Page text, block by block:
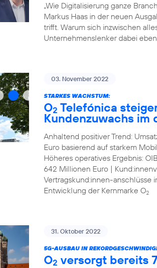
„Wie Digitalisierung ganze
Markus Haas in der neuen
trifft. Warum sich inzwischen
Unternehmenslenker dabei
03. November 2022
STARKES WACHSTUM:
O2 Telefónica
Kundenzuwachs
Anhaltend positiver Trend:
Euro basierend auf starkem
Höheres operatives Ergebnis:
642 Millionen Euro |
Vertragskund:innen-anschlüsse
Entwicklung der Kernmarke O2
31. Oktober 2022
5G-AUSBAU IN
O2 versorgt bereits